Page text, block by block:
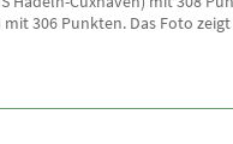
306 Punkten. Das Foto